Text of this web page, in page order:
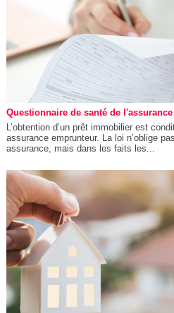
Questionnaire de santé de
L’obtention d’un prêt immobilier est
assurance emprunteur. La loi n’oblige
assurance, mais dans les faits les...